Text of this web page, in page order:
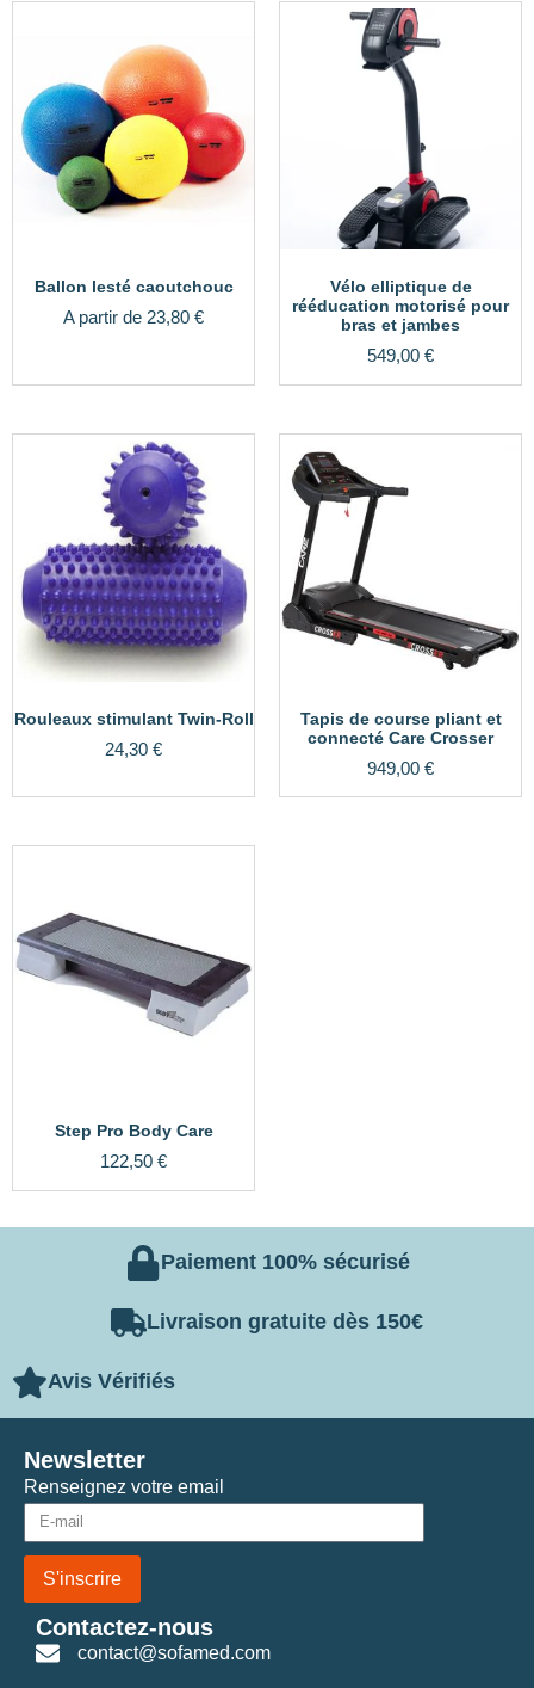
Ballon lesté caoutchouc
A partir de 23,80 €
Vélo elliptique de
rééducation motorisé pour
bras et jambes
549,00 €
Rouleaux stimulant Twin-Roll
24,30 €
Tapis de course pliant et
connecté Care Crosser
949,00 €
Step Pro Body Care
122,50 €
Paiement 100% sécurisé
Livraison gratuite dès 150€
Avis Vérifiés
Renseignez votre email
S'inscrire
Newsletter
Contactez-nous
contact@sofamed.com